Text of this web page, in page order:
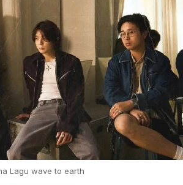
Lagu wave to earth